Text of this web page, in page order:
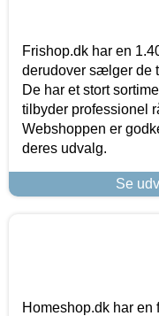
Frishop.dk har en
derudover sælger de
De har et stort
tilbyder professionel
Webshoppen er
deres udvalg.
Se
Homeshop.dk har